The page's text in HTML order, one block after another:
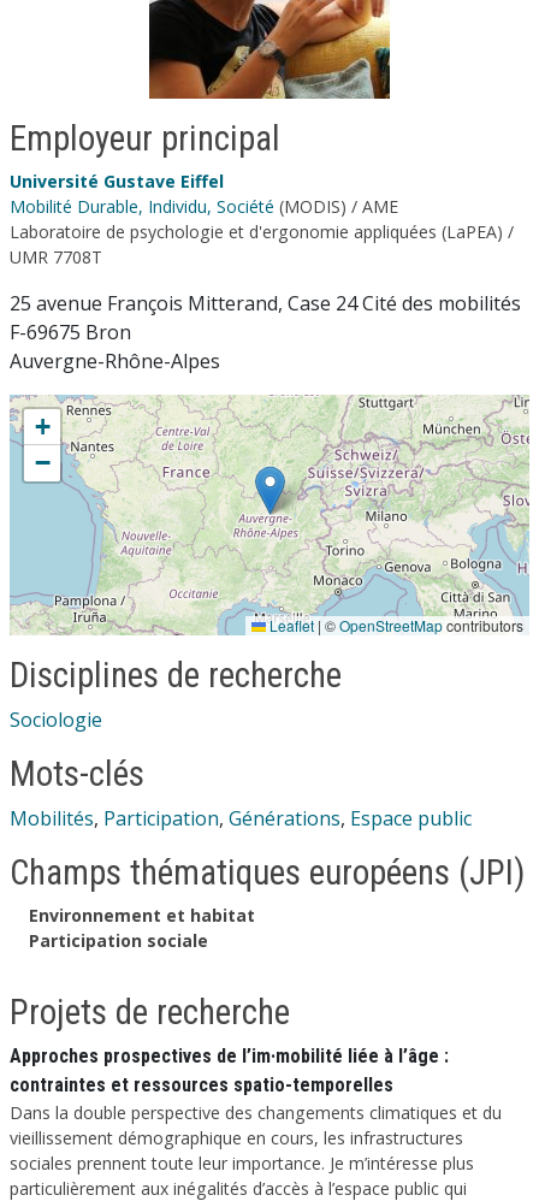
Employeur principal
Université Gustave Eiffel
Mobilité Durable, Individu, Société (MODIS) / AME
Laboratoire de psychologie et d'ergonomie appliquées (LaPEA) /
UMR 7708T
25 avenue François Mitterand, Case 24 Cité des mobilités
F-69675 Bron
Auvergne-Rhône-Alpes
+
−
Leaflet | ©OpenStreetMapcontributors
Disciplines de recherche
Sociologie
Mots-clés
Mobilités, Participation, Générations, Espace public
Champs thématiques européens (JPI)
Environnement et habitat
Participation sociale
Projets de recherche
Approches prospectives de l’im·mobilité liée à l’âge :
contraintes et ressources spatio-temporelles
Dans la double perspective des changements climatiques et du
vieillissement démographique en cours, les infrastructures
sociales prennent toute leur importance. Je m’intéresse plus
particulièrement aux inégalités d’accès à l’espace public qui